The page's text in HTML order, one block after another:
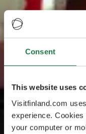
Consent
This website uses
Visitfinland.com
experience.
your computer or